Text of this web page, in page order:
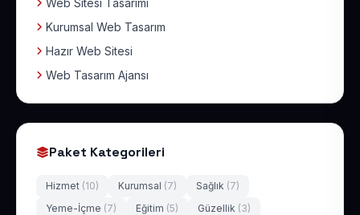
Web Sitesi Tasarımı
Kurumsal Web Tasarım
Hazır Web Sitesi
Web Tasarım Ajansı
Paket Kategorileri
Hizmet (10) Kurumsal (7) Sağlık (7)
Yeme-İçme (7) Eğitim (5) Güzellik (3)